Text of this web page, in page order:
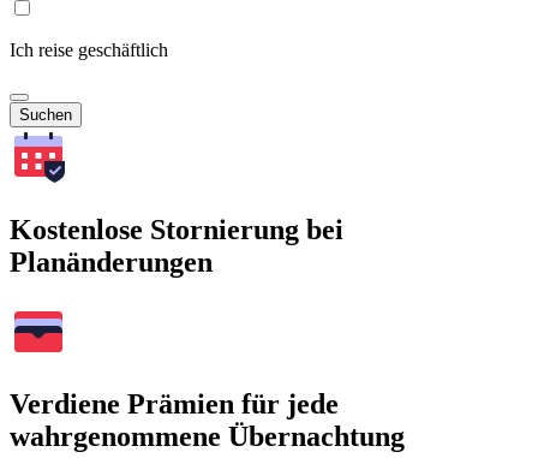
Ich reise geschäftlich
Suchen
Kostenlose Stornierung bei
Planänderungen
Verdiene Prämien für jede
wahrgenommene Übernachtung